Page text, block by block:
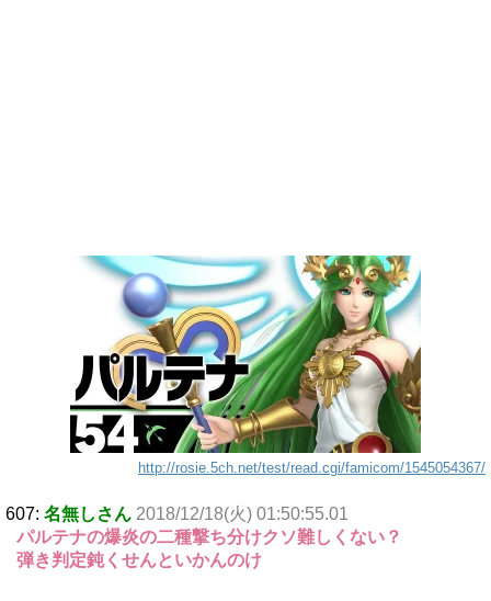
http://rosie.5ch.net/test/read.cgi/famicom/1545054367/
607: 名無しさん 2018/12/18(火) 01:50:55.01
パルテナの爆炎の二種撃ち分けクソ難しくない？
弾き判定鈍くせんといかんのけ